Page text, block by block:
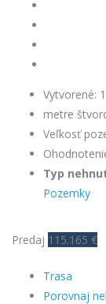
Vytvorené:
metre
Veľkosť
Typ
Pozemky
Predaj 115.165 €
Trasa
Porovnaj